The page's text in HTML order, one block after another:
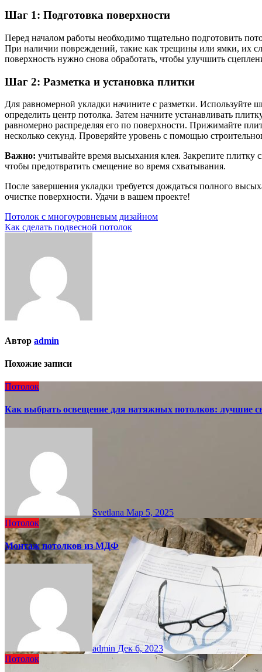
Шаг 1: Подготовка поверхности
Перед началом работы необходимо тщательно подготовить
При наличии повреждений, такие как трещины или ямки, их
поверхность нужно снова обработать, чтобы улучшить
Шаг 2: Разметка и установка плитки
Для равномерной укладки начините с разметки. Используйте
определить центр потолка. Затем начните устанавливать
равномерно распределяя его по поверхности. Прижимайте
несколько секунд. Проверяйте уровень с помощью
Важно: учитывайте время высыхания клея. Закрепите
чтобы предотвратить смещение во время схватывания.
После завершения укладки требуется дождаться полного
очистке поверхности. Удачи в вашем проекте!
Навигация
по
Потолок с многоуровневым дизайном
Как сделать подвесной потолок
Автор admin
Похожие записи
Потолок
Как выбрать освещение для натяжных потолков: лучшие
Svetlana Мар 5, 2025
Потолок
Монтаж потолков из МДФ
admin Дек 6, 2023
Потолок